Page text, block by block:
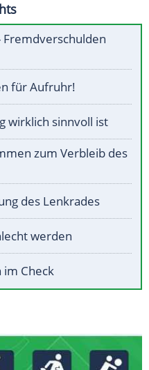
Fremdverschulden
für Aufruhr!
wirklich sinnvoll ist
zum Verbleib des
des Lenkrades
werden
Check